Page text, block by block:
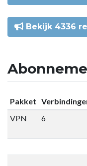
Bekijk 4336
Pakket
VPN
6